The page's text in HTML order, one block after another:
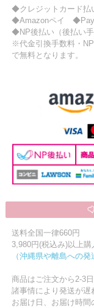
◆クレジットカード払
◆Amazonペイ
◆NP後払い（後払い手
※代金引換手数料・
で無料となります。
送料全国一律660円
3,980円(税込み)以上
（沖縄県や離島への
商品はご注文から2-3
諸事情により発送が遅
お届け日、お届け時